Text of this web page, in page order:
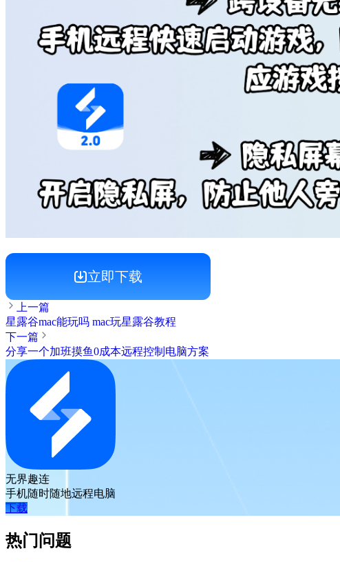
立即下载
上一篇
星露谷mac能玩吗 mac玩星露谷教程
下一篇
分享一个加班摸鱼0成本远程控制电脑方案
无界趣连
手机随时随地远程电脑
下载
热门问题